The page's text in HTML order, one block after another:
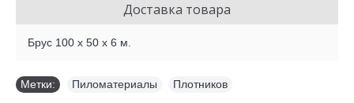
Доставка товара
Брус 100 х 50 х 6 м.
Метки: Пиломатериалы Плотников